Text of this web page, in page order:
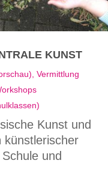
KUNST
Vermittlung
Kunst und
künstlerischer
und